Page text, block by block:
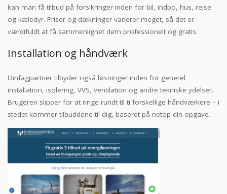
kan man få tilbud på forsikringer inden for bil, indbo, hus, rejse
og kæledyr. Priser og dækninger varierer meget, så det er
værdifuldt at få sammenlignet dem professionelt og gratis.
Installation og håndværk
Dinfagpartner tilbyder også løsninger inden for generel
installation, isolering, VVS, ventilation og andre tekniske ydelser.
Brugeren slipper for at ringe rundt til ti forskellige håndværkere – i
stedet kommer tilbuddene til dig, baseret på netop din opgave.